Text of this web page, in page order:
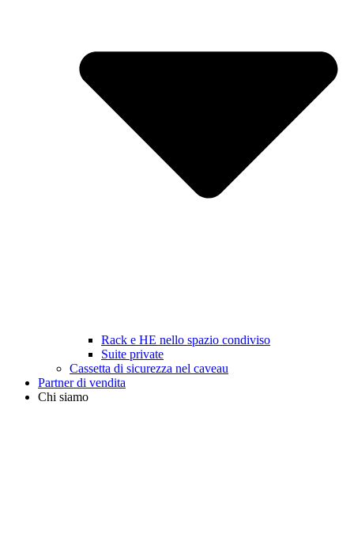
Rack e HE nello spazio condiviso
Suite private
Cassetta di sicurezza nel caveau
Partner di vendita
Chi siamo